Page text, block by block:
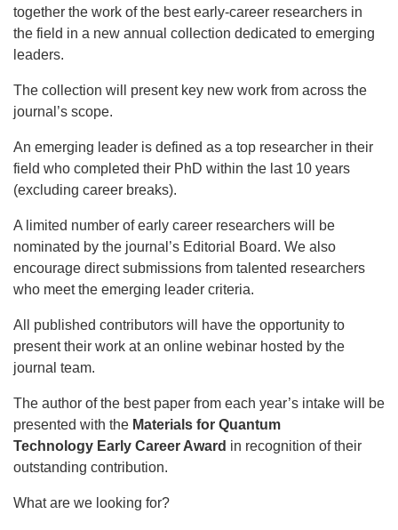
together the work of the best early-career researchers in
the field in a new annual collection dedicated to emerging
leaders.
The collection will present key new work from across the
journal’s scope.
An emerging leader is defined as a top researcher in their
field who completed their PhD within the last 10 years
(excluding career breaks).
A limited number of early career researchers will be
nominated by the journal’s Editorial Board. We also
encourage direct submissions from talented researchers
who meet the emerging leader criteria.
All published contributors will have the opportunity to
present their work at an online webinar hosted by the
journal team.
The author of the best paper from each year’s intake will be
presented with the Materials for Quantum
Technology Early Career Award in recognition of their
outstanding contribution.
What are we looking for?